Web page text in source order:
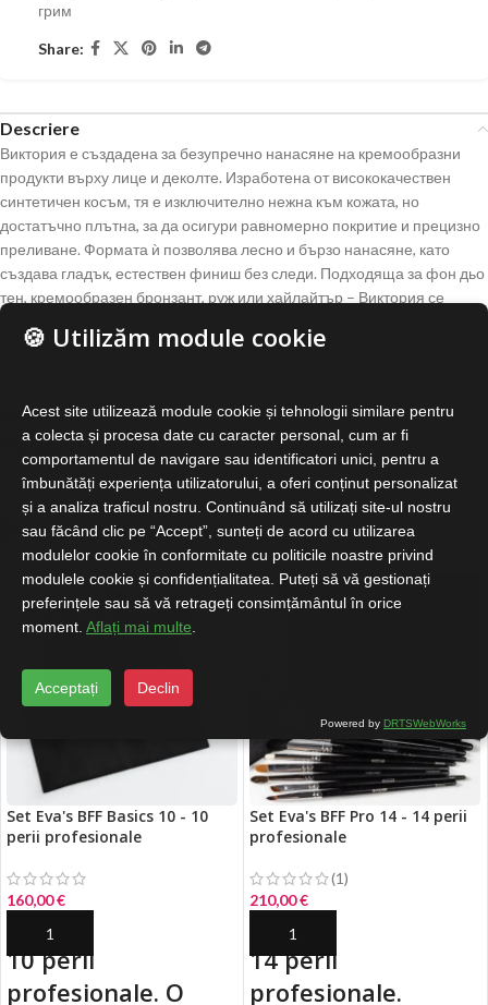
грим
Share:
Descriere
Виктория е създадена за безупречно нанасяне на кремообразни
продукти върху лице и деколте. Изработена от висококачествен
синтетичен косъм, тя е изключително нежна към кожата, но
достатъчно плътна, за да осигури равномерно покритие и прецизно
преливане. Формата ѝ позволява лесно и бързо нанасяне, като
създава гладък, естествен финиш без следи. Подходяща за фон дьо
тен, кремообразен бронзант, руж или хайлайтър – Виктория се
незаменима – тя е онзи детайл, който прави разликата.
Recenzii (0)
Transport și livrare
S-ar putea să-ți placă și…
Set Eva's BFF Basics 10 - 10
perii profesionale
160,00€
ADĂUGAȚI ÎN COȘ
10 perii
profesionale. O
Set Eva's BFF Pro 14 - 14 perii
profesionale
(1)
210,00€
ADĂUGAȚI ÎN COȘ
14 perii
profesionale.
🍪 Utilizăm module cookie
Acest site utilizează module cookie și tehnologii similare pentru
a colecta și procesa date cu caracter personal, cum ar fi
comportamentul de navigare sau identificatori unici, pentru a
îmbunătăți experiența utilizatorului, a oferi conținut personalizat
și a analiza traficul nostru. Continuând să utilizați site-ul nostru
sau făcând clic pe “Accept”, sunteți de acord cu utilizarea
modulelor cookie în conformitate cu politicile noastre privind
modulele cookie și confidențialitatea. Puteți să vă gestionați
preferințele sau să vă retrageți consimțământul în orice
moment. Aflați mai multe
Acceptați Declin
Powered by DRTSWebWorks